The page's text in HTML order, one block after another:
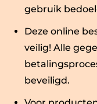
gebruik
Deze online
veilig! Alle
beveiligd.